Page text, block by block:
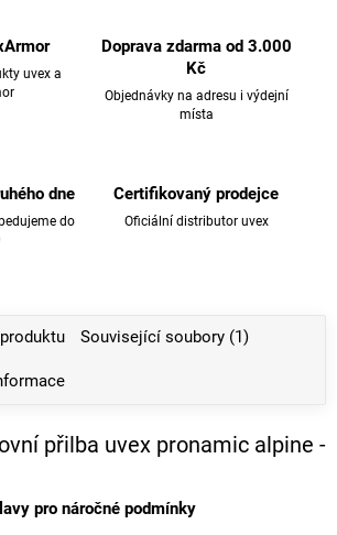
uvex a
Doprava zdarma od 3.000
Kč
Objednávky na adresu i výdejní
místa
dne
do
Certifikovaný prodejce
Oficiální distributor uvex
Související soubory (1)
přilba uvex pronamic alpine -
pro náročné podmínky